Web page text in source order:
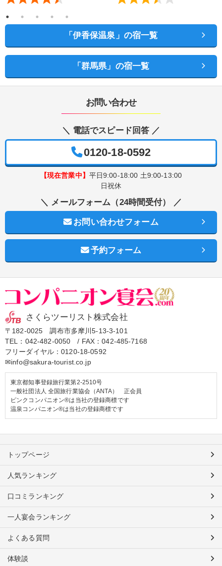
「伊香保温泉」の宿一覧
「群馬県」の宿一覧
お問い合わせ
＼ 電話でスピード回答 ／
0120-18-0592
【現在営業中】 平日9:00-18:00 土9:00-13:00
日祝休
＼ メールフォーム（24時間受付） ／
お問い合わせフォーム
予約フォーム
さくらツーリスト株式会社
〒182-0025 調布市多摩川5-13-3-101
TEL： 042-482-0050 / FAX：042-485-7168
フリーダイヤル：0120-18-0592
✉info@sakura-tourist.co.jp
東京都知事登録旅行業第2-2510号
一般社団法人 全国旅行業協会（ANTA） 正会員
ピンクコンパニオン®は当社の登録商標です
温泉コンパニオン®は当社の登録商標です
トップページ
人気ランキング
口コミランキング
一人宴会ランキング
よくある質問
体験談